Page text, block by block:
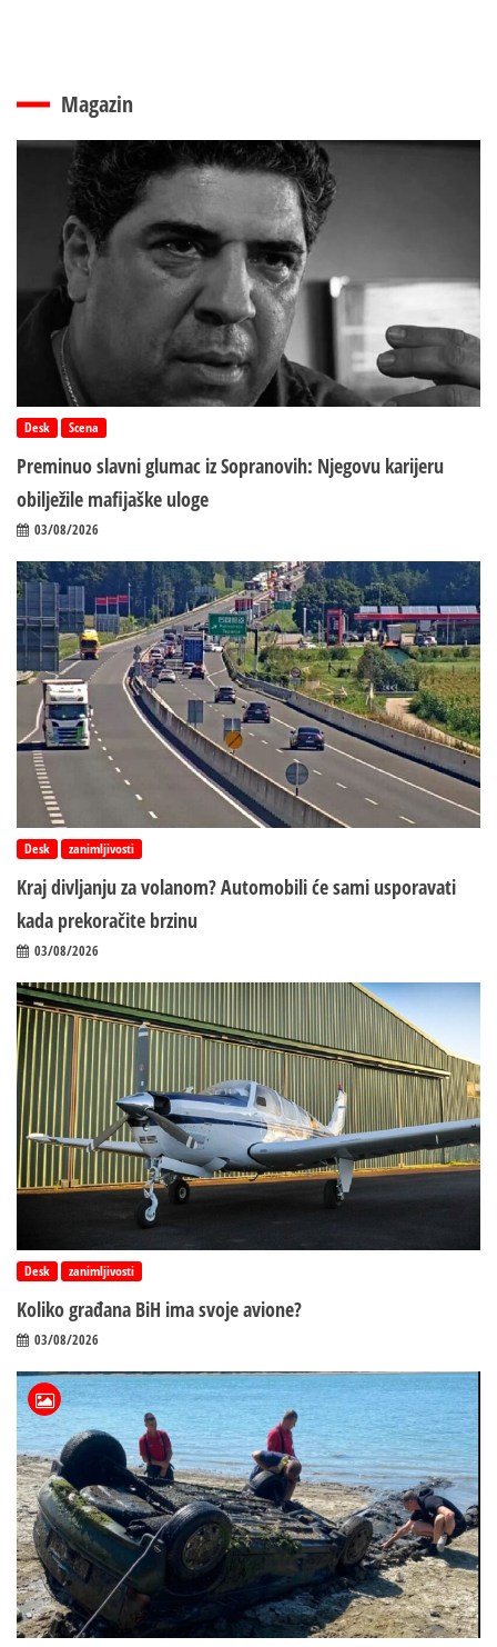
Magazin
Desk Scena
Preminuo slavni glumac iz Sopranovih: Njegovu karijeru
obilježile mafijaške uloge
03/08/2026
Desk zanimljivosti
Kraj divljanju za volanom? Automobili će sami usporavati
kada prekoračite brzinu
03/08/2026
Desk zanimljivosti
Koliko građana BiH ima svoje avione?
03/08/2026